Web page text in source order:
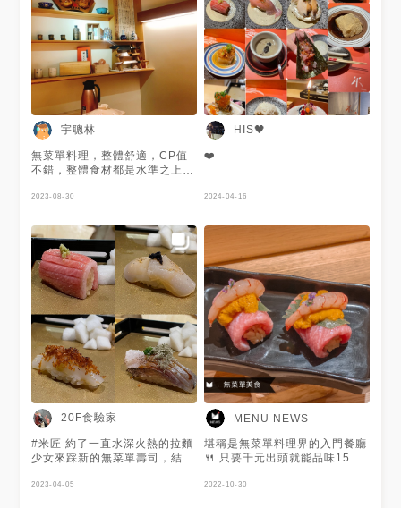
宇聰林
無菜單料理，整體舒適，CP值
不錯，整體食材都是水準之上，
2023-08-30
HIS🖤
❤️
2024-04-16
20F食驗家
#米匠 約了一直水深火熱的拉麵
少女來踩新的無菜單壽司，結果
能及時趕上開餐。師傅很貼心地
2023-04-05
MENU NEWS
堪稱是無菜單料理界的入門餐廳
🍴 只要千元出頭就能品味15道
食材及帶有巧思的料理手法😆
2022-10-30